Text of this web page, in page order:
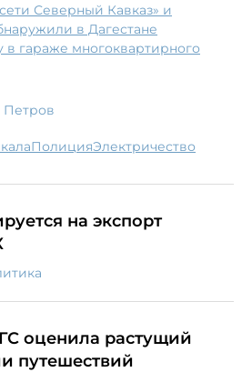
Северный Кавказ» и
в Дагестане
гараже многоквартирного
Петров
полиция электричество
на экспорт
оценила растущий
путешествий